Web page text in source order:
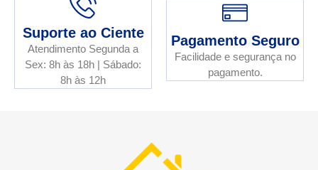
Suporte ao Ciente
Atendimento Segunda a
Sex: 8h às 18h | Sábado:
8h às 12h
Pagamento Seguro
Facilidade e segurança no
pagamento.